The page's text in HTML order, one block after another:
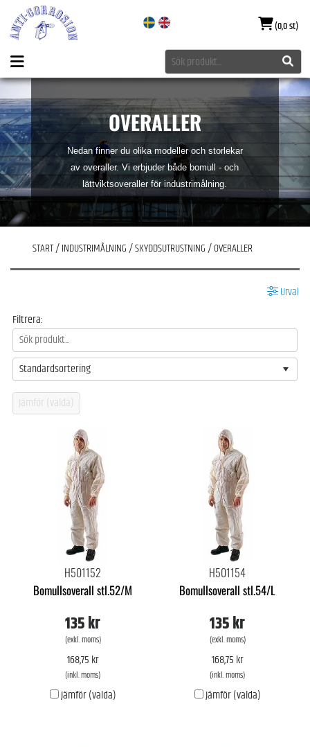
(0,0 st)
OVERALLER
Nedan finner du olika modeller och storlekar
av overaller. Vi erbjuder både bomull - och
lättviktsoveraller för industrimålning.
START/INDUSTRIMÅLNING/SKYDDSUTRUSTNING/OVERALLER
Urval
Filtrera:
Standardsortering
H501152
Bomullsoverall stl.52/M
135 kr
(exkl. moms)
168,75 kr
(inkl. moms)
Jämför (valda)
H501154
Bomullsoverall stl.54/L
135 kr
(exkl. moms)
168,75 kr
(inkl. moms)
Jämför (valda)